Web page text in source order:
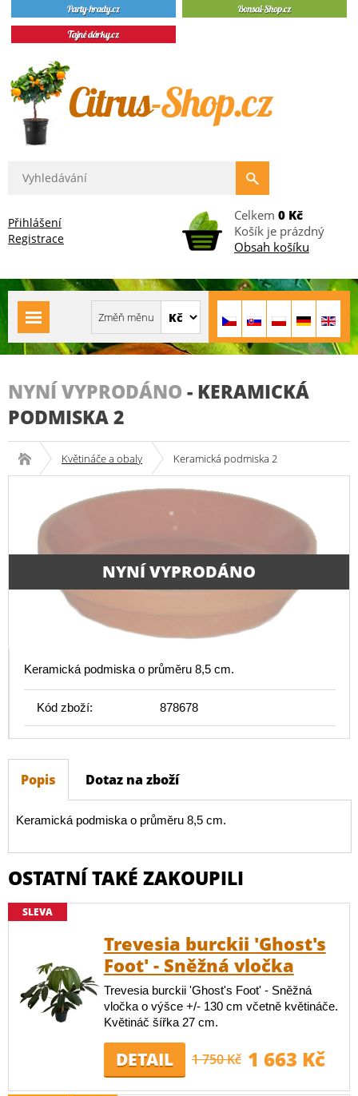
Přihlášení
Registrace
Celkem 0 Kč
Košík je prázdný
Obsah košíku
NYNÍ VYPRODÁNO - KERAMICKÁ
PODMISKA 2
Květináče a obaly Keramická podmiska 2
NYNÍ VYPRODÁNO
Keramická podmiska o průměru 8,5 cm.
Kód zboží: 878678
Popis Dotaz na zboží
Keramická podmiska o průměru 8,5 cm.
OSTATNÍ TAKÉ ZAKOUPILI
SLEVA
Trevesia burckii 'Ghost's
Foot' - Sněžná vločka
Trevesia burckii 'Ghost's Foot' - Sněžná
vločka o výšce +/- 130 cm včetně květináče.
Květináč šířka 27 cm.
DETAIL 1 750 Kč 1 663 Kč